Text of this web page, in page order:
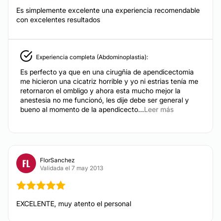
mejores médicosde la cuidad. Por lo que pueden
darle la confianza de que los ayudará a mejorar su
Localización
Dr. Jaime A. Rodríguez Sierra
tiene su consultorio
ubicado en la ciudad deMonterrey, en el estado de
Nuevo León. Ahí los espera para resolver sus dudas y
cumplir con sus expectativas.
Posibilidad de videoconsulta:
No
Balón gástrico
Es simplemente excelente una experiencia recomendable
con excelentes resultados
Experiencia completa (Abdominoplastia):
Es perfecto ya que en una cirugñia de apendicectomia
me hicieron una cicatriz horrible y yo ni estrias tenía me
retornaron el ombligo y ahora esta mucho mejor la
anestesia no me funcionó, les dije debe ser general y
bueno al momento de la apendicecto...Leer más
FL
FlorSanchez
Validada el 7 may 2013
EXCELENTE, muy atento el personal